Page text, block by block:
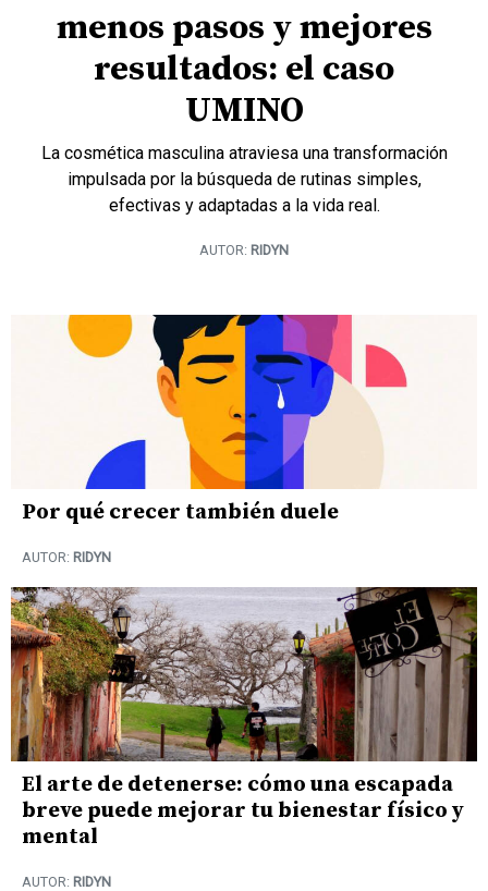
Por qué crecer también duele
AUTOR: RIDYN
El arte de detenerse: cómo una escapada
breve puede mejorar tu bienestar físico y
mental
AUTOR: RIDYN
menos pasos y mejores
resultados: el caso
UMINO
La cosmética masculina atraviesa una transformación
impulsada por la búsqueda de rutinas simples,
efectivas y adaptadas a la vida real.
AUTOR: RIDYN